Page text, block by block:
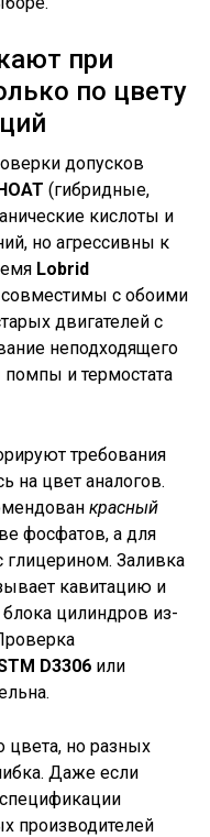
при
по цвету
допусков
(гибридные,
кислоты и
но агрессивны к
Lobrid
с обоими
двигателей с
неподходящего
и термостата
требования
на цвет аналогов.
красный
фосфатов, а для
глицерином. Заливка
кавитацию и
цилиндров из-
D3306 или
но разных
Даже если
производителей